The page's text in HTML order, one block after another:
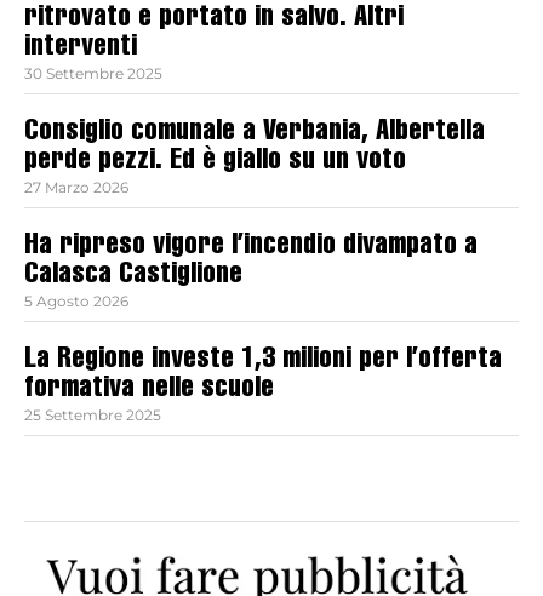
ritrovato e portato in salvo. Altri
interventi
30 Settembre 2025
Consiglio comunale a Verbania, Albertella
perde pezzi. Ed è giallo su un voto
27 Marzo 2026
Ha ripreso vigore l’incendio divampato a
Calasca Castiglione
5 Agosto 2026
La Regione investe 1,3 milioni per l’offerta
formativa nelle scuole
25 Settembre 2025